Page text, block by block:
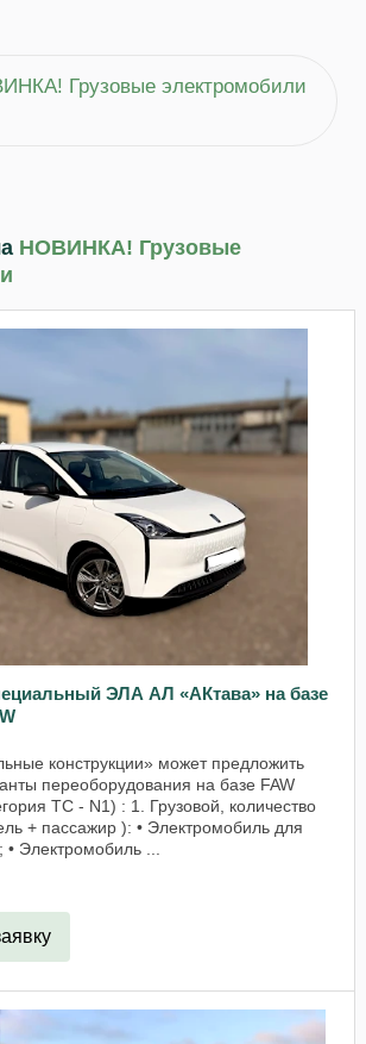
Грузовые электромобили
НОВИНКА! Грузовые
ЭЛА АЛ «АКтава» на базе
конструкции» может предложить
переоборудования на базе FAW
ТС - N1) : 1. Грузовой, количество
+ пассажир ): • Электромобиль для
• Электромобиль ...